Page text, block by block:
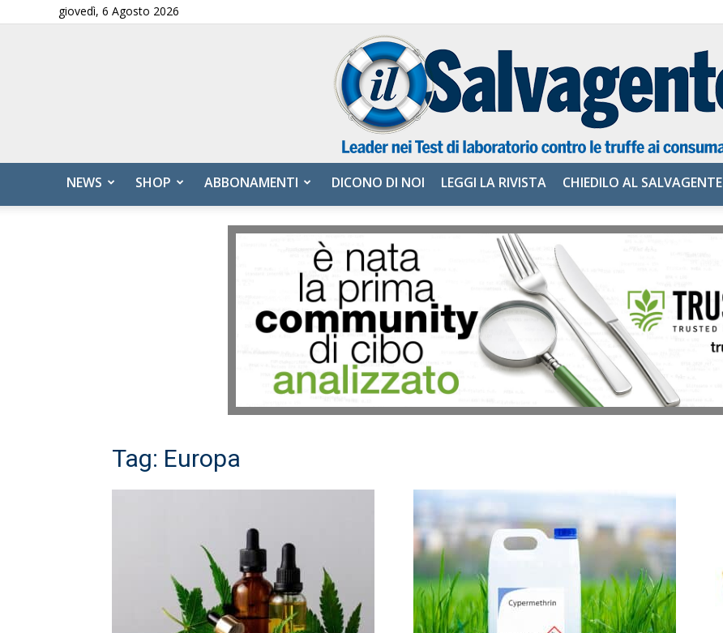
giovedì, 6 Agosto 2026
Salvagente
NEWS SHOP ABBONAMENTI DICONO DI NOI LEGGI LA RIVISTA CHIEDILO AL SALVAGENTE
Tag: Europa